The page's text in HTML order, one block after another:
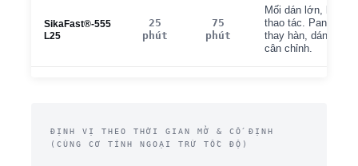
SikaFast®-555
L25
25
phút
75
phút
Mối dán lớn, kết
thao tác. Panel vỏ
thay hàn, dán
cân chỉnh.
ĐỊNH VỊ THEO THỜI GIAN MỞ & CỐ ĐỊNH
(CÙNG CƠ TÍNH NGOẠI TRỪ TỐC ĐỘ)